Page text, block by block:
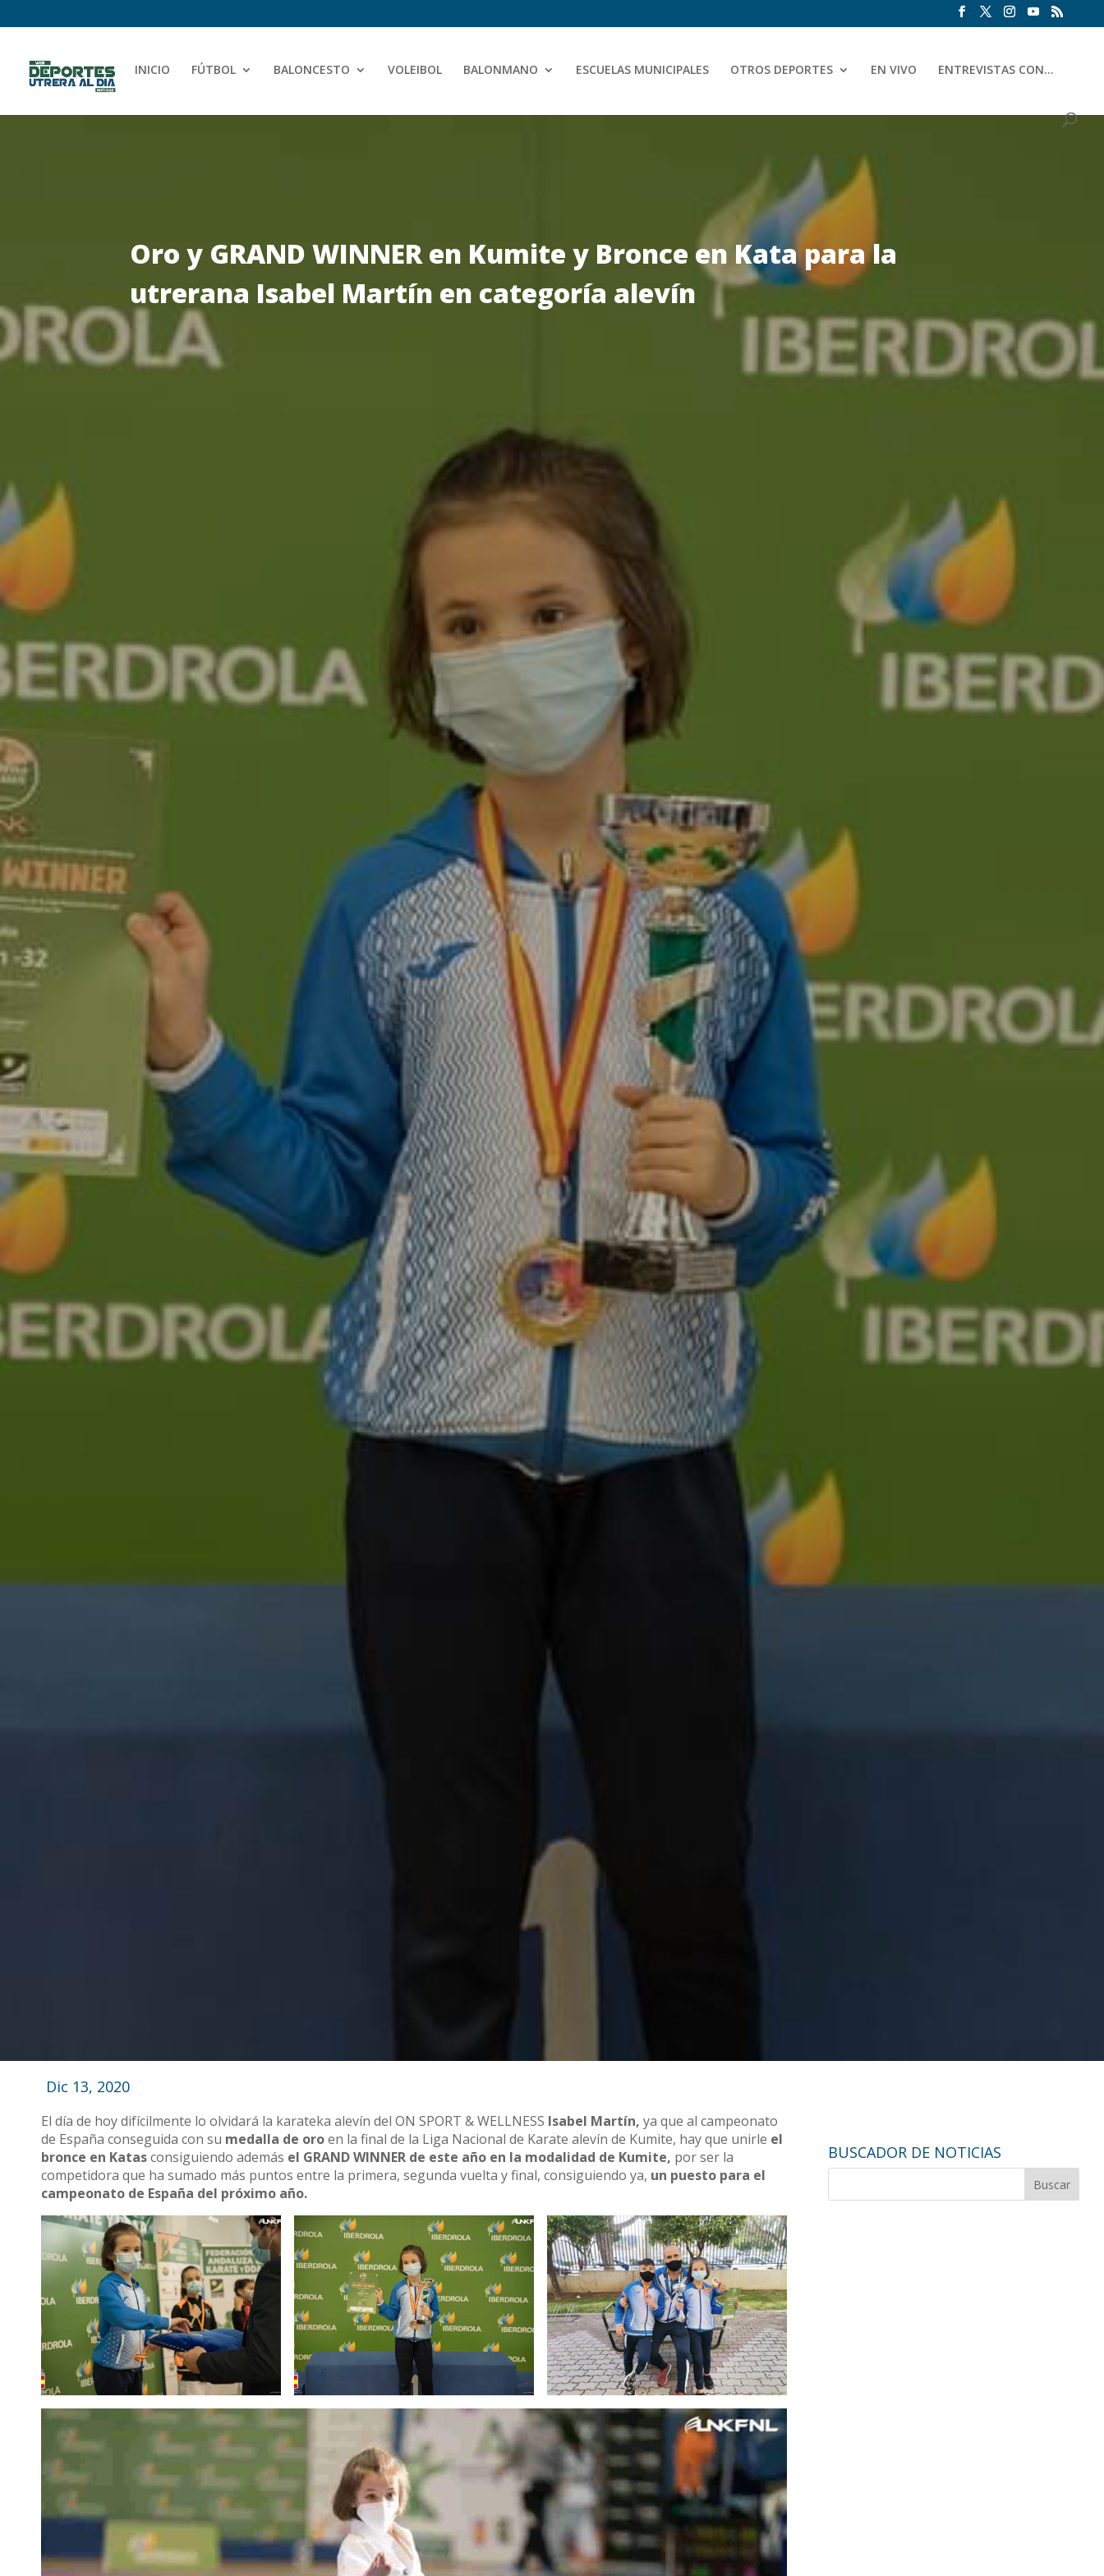
INICIO FÚTBOL BALONCESTO VOLEIBOL BALONMANO ESCUELAS MUNICIPALES OTROS DEPORTES EN VIVO ENTREVISTAS CON…
Oro y GRAND WINNER en Kumite y Bronce en Kata para la
utrerana Isabel Martín en categoría alevín
Dic 13, 2020
El día de hoy difícilmente lo olvidará la karateka alevín del ON SPORT & WELLNESS Isabel Martín, ya que al campeonato
de España conseguida con su medalla de oroen la final de la Liga Nacional de Karate alevín de Kumite, hay que unirle el
bronce en Katasconsiguiendo además el GRAND WINNER de este año en la modalidad de Kumite, por ser la
competidora que ha sumado más puntos entre la primera, segunda vuelta y final, consiguiendo ya, un puesto para el
campeonato de España del próximo año.
BUSCADOR DE NOTICIAS